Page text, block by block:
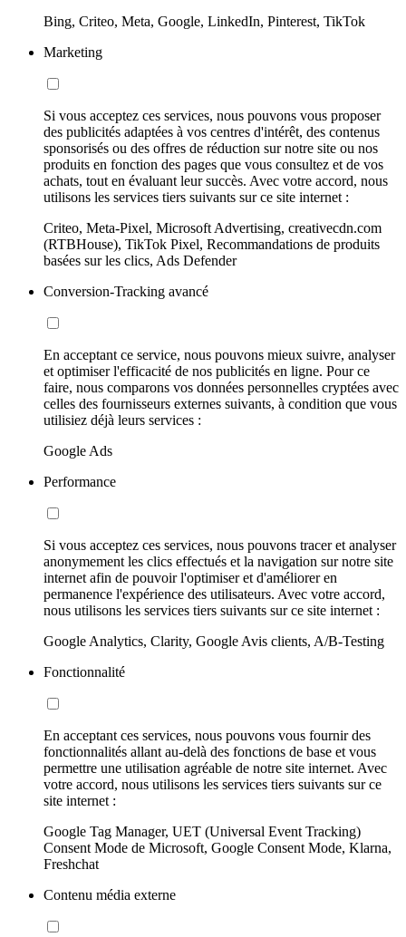
Bing, Criteo, Meta, Google, LinkedIn, Pinterest, TikTok
Marketing
Si vous acceptez ces services, nous pouvons vous proposer
des publicités adaptées à vos centres d'intérêt, des contenus
sponsorisés ou des offres de réduction sur notre site ou nos
produits en fonction des pages que vous consultez et de vos
achats, tout en évaluant leur succès. Avec votre accord, nous
utilisons les services tiers suivants sur ce site internet :
Criteo, Meta-Pixel, Microsoft Advertising, creativecdn.com
(RTBHouse), TikTok Pixel, Recommandations de produits
basées sur les clics, Ads Defender
Conversion-Tracking avancé
En acceptant ce service, nous pouvons mieux suivre, analyser
et optimiser l'efficacité de nos publicités en ligne. Pour ce
faire, nous comparons vos données personnelles cryptées avec
celles des fournisseurs externes suivants, à condition que vous
utilisiez déjà leurs services :
Google Ads
Performance
Si vous acceptez ces services, nous pouvons tracer et analyser
anonymement les clics effectués et la navigation sur notre site
internet afin de pouvoir l'optimiser et d'améliorer en
permanence l'expérience des utilisateurs. Avec votre accord,
nous utilisons les services tiers suivants sur ce site internet :
Google Analytics, Clarity, Google Avis clients, A/B-Testing
Fonctionnalité
En acceptant ces services, nous pouvons vous fournir des
fonctionnalités allant au-delà des fonctions de base et vous
permettre une utilisation agréable de notre site internet. Avec
votre accord, nous utilisons les services tiers suivants sur ce
site internet :
Google Tag Manager, UET (Universal Event Tracking)
Consent Mode de Microsoft, Google Consent Mode, Klarna,
Freshchat
Contenu média externe